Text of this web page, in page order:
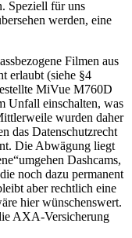
Speziell für uns
werden, eine
Filmen aus
erlaubt (siehe §4
MiVue M760D
Unfall einschalten, was
wurden daher
das Datenschutzrecht
Die Abwägung liegt
Dashcams,
noch dazu permanent
aber rechtlich eine
hier wünschenswert.
AXA-Versicherung